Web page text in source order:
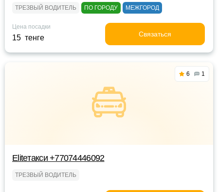
ТРЕЗВЫЙ ВОДИТЕЛЬ ПО ГОРОДУ МЕЖГОРОД
Цена посадки
15 тенге Связаться
6 1
Eliteтакси +77074446092
ТРЕЗВЫЙ ВОДИТЕЛЬ